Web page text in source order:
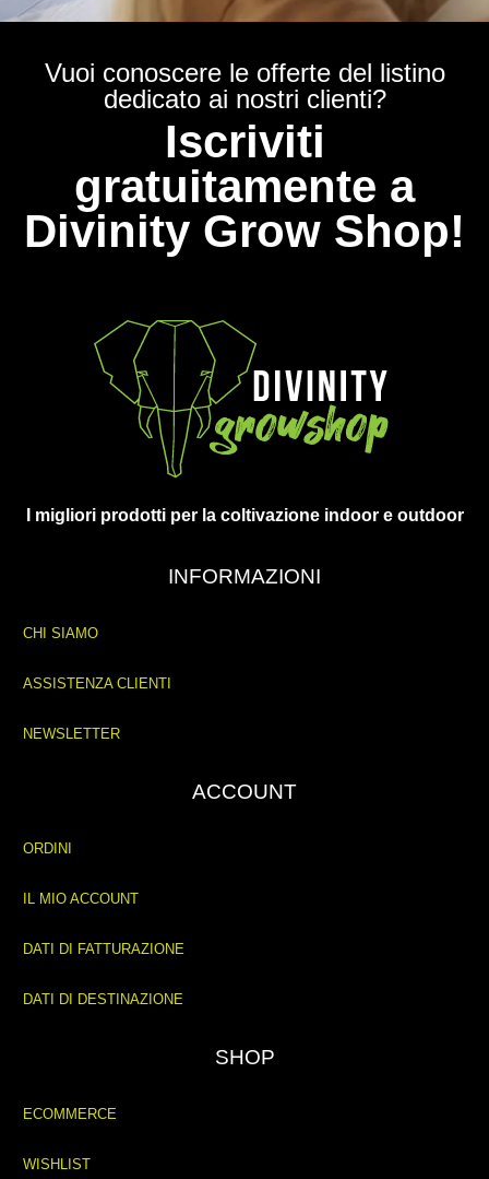
Vuoi conoscere le offerte del listino
dedicato ai nostri clienti?
Iscriviti
gratuitamente a
Divinity Grow Shop!
I migliori prodotti per la coltivazione indoor e outdoor
INFORMAZIONI
CHI SIAMO
ASSISTENZA CLIENTI
NEWSLETTER
ACCOUNT
ORDINI
IL MIO ACCOUNT
DATI DI FATTURAZIONE
DATI DI DESTINAZIONE
SHOP
ECOMMERCE
WISHLIST